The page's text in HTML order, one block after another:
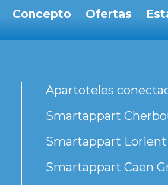
Concepto Ofertas
Apartoteles
Smartappart
Smartappart Lorient
Smartappart Caen